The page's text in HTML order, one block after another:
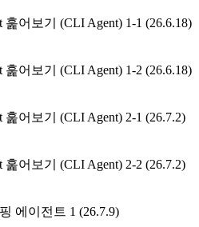
훑어보기 (CLI Agent) 1-1 (26.6.18)
훑어보기 (CLI Agent) 1-2 (26.6.18)
훑어보기 (CLI Agent) 2-1 (26.7.2)
훑어보기 (CLI Agent) 2-2 (26.7.2)
에이전트 1 (26.7.9)